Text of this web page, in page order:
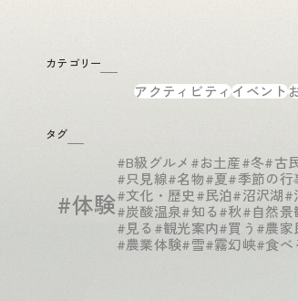
カテゴリー
アクティビティイベント
タグ
#体験
#B級グルメ #お土産#冬#古
#只見線#名物#夏#季節の行
#文化・歴史#民泊#沼沢湖#
#炭酸温泉#知る#秋#自然景
#見る#観光案内#買う #農家
#農業体験#雪#霧幻峡#食べ